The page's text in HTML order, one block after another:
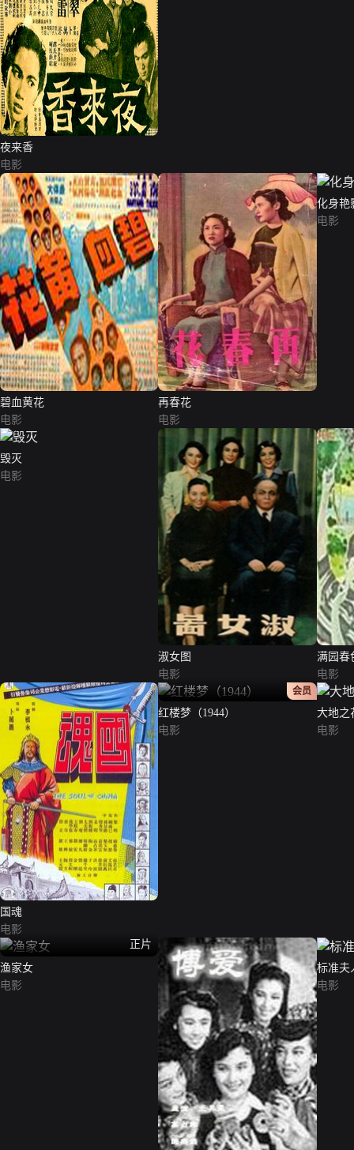
夜来香
电影
碧血黄花
电影
再春花
电影
化身艳
电影
毁灭
电影
淑女图
电影
满园春
电影
国魂
电影
正片
会员
红楼梦（1944）
电影
大地之
电影
正片
渔家女
电影
标准夫
电影